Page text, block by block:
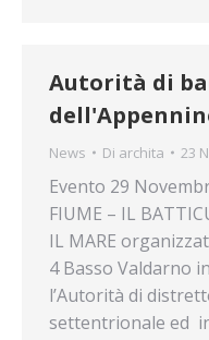
Autorità di
News Di archita 23
Evento 29
FIUME – IL
IL MARE
4 Basso Valdarno
l’Autorità di
settentrionale ed